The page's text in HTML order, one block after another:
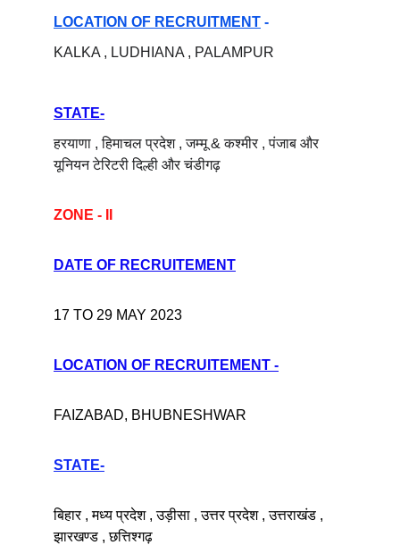
LOCATION OF RECRUITMENT -
KALKA , LUDHIANA , PALAMPUR
STATE-
हरयाणा , हिमाचल प्रदेश , जम्मू & कश्मीर , पंजाब और
यूनियन टेरिटरी दिल्ही और चंडीगढ़
ZONE - II
DATE OF RECRUITEMENT
17 TO 29 MAY 2023
LOCATION OF RECRUITEMENT -
FAIZABAD, BHUBNESHWAR
STATE-
बिहार , मध्य प्रदेश , उड़ीसा , उत्तर प्रदेश , उत्तराखंड ,
झारखण्ड , छत्तिश्गढ़